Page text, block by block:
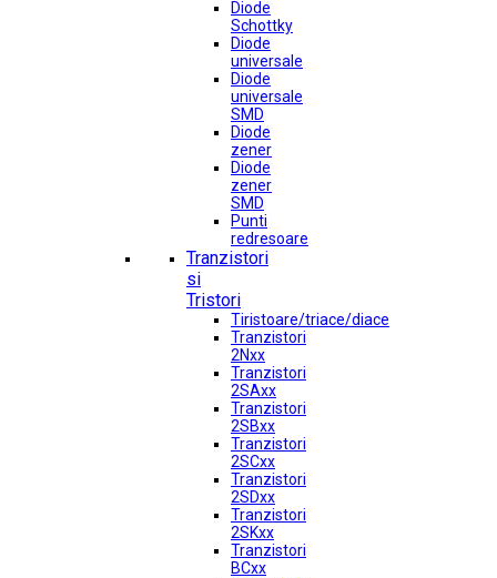
Diode
Schottky
Diode
universale
Diode
universale
SMD
Diode
zener
Diode
zener
SMD
Punti
redresoare
Tranzistori
si
Tristori
Tiristoare/triace/diace
Tranzistori
2Nxx
Tranzistori
2SAxx
Tranzistori
2SBxx
Tranzistori
2SCxx
Tranzistori
2SDxx
Tranzistori
2SKxx
Tranzistori
BCxx